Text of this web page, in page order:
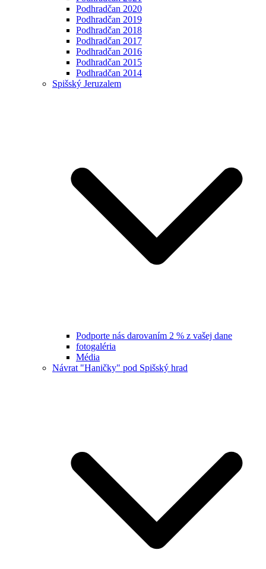
Podhradčan 2020
Podhradčan 2019
Podhradčan 2018
Podhradčan 2017
Podhradčan 2016
Podhradčan 2015
Podhradčan 2014
Spišský Jeruzalem
Podporte nás darovaním 2 % z vašej dane
fotogaléria
Média
Návrat "Haničky" pod Spišský hrad